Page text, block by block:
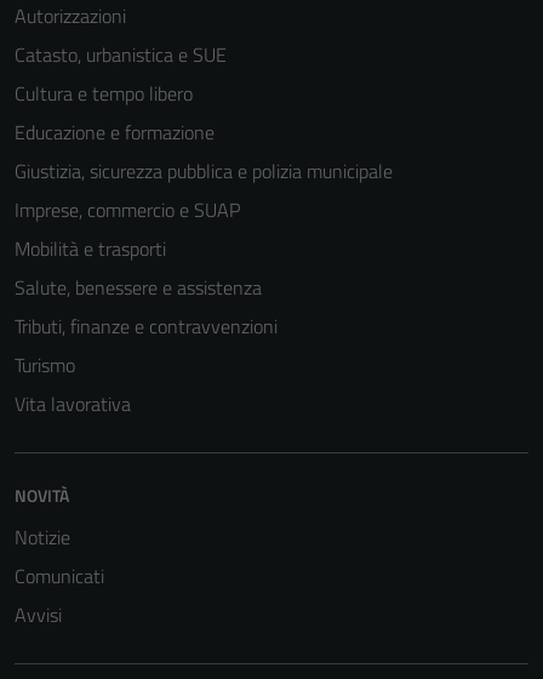
Autorizzazioni
Catasto, urbanistica e SUE
Cultura e tempo libero
Educazione e formazione
Giustizia, sicurezza pubblica e polizia municipale
Imprese, commercio e SUAP
Mobilità e trasporti
Salute, benessere e assistenza
Tributi, finanze e contravvenzioni
Turismo
Vita lavorativa
NOVITÀ
Notizie
Comunicati
Avvisi
sono necessari